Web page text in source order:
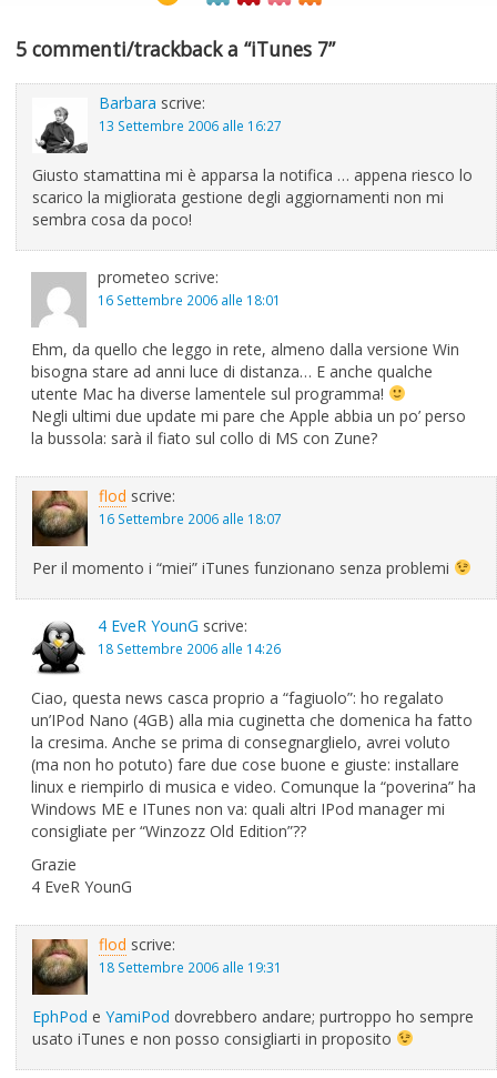
5 commenti/trackback a “iTunes 7”
Barbara scrive:
13 Settembre 2006 alle 16:27
Giusto stamattina mi è apparsa la notifica … appena riesco lo
scarico la migliorata gestione degli aggiornamenti non mi
sembra cosa da poco!
prometeo scrive:
16 Settembre 2006 alle 18:01
Ehm, da quello che leggo in rete, almeno dalla versione Win
bisogna stare ad anni luce di distanza… E anche qualche
utente Mac ha diverse lamentele sul programma!
Negli ultimi due update mi pare che Apple abbia un po’ perso
la bussola: sarà il fiato sul collo di MS con Zune?
flod scrive:
16 Settembre 2006 alle 18:07
Per il momento i “miei” iTunes funzionano senza problemi
4 EveR YounG scrive:
18 Settembre 2006 alle 14:26
Ciao, questa news casca proprio a “fagiuolo”: ho regalato
un’IPod Nano (4GB) alla mia cuginetta che domenica ha fatto
la cresima. Anche se prima di consegnarglielo, avrei voluto
(ma non ho potuto) fare due cose buone e giuste: installare
linux e riempirlo di musica e video. Comunque la “poverina” ha
Windows ME e ITunes non va: quali altri IPod manager mi
consigliate per “Winzozz Old Edition”??
Grazie
4 EveR YounG
flod scrive:
18 Settembre 2006 alle 19:31
EphPod e YamiPod dovrebbero andare; purtroppo ho sempre
usato iTunes e non posso consigliarti in proposito